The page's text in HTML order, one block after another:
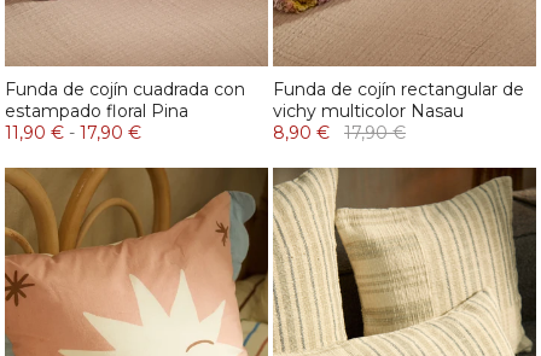
Funda de cojín cuadrada con
estampado floral Pina
11,90 € - 17,90 €
Funda de cojín rectangular de
vichy multicolor Nasau
8,90 €
17,90 €